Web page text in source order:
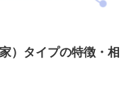
）タイプの特徴・相